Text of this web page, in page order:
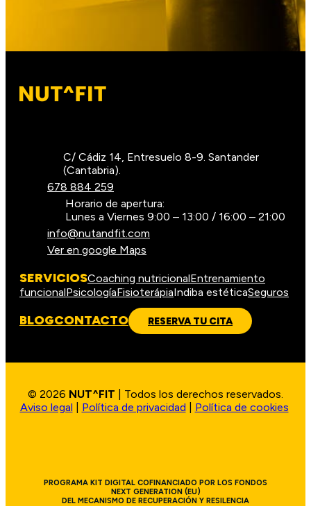
C/ Cádiz 14, Entresuelo 8-9. Santander
(Cantabria).
678 884 259
Horario de apertura:
Lunes a Viernes 9:00 – 13:00 / 16:00 – 21:00
info@nutandfit.com
Ver en google Maps
SERVICIOSCoaching nutricionalEntrenamiento
funcionalPsicologíaFisioterápiaIndiba estéticaSeguros
BLOGCONTACTO RESERVA TU CITA
© 2026 NUT^FIT | Todos los derechos reservados.
Aviso legal
Política de privacidad Política de cookies
PROGRAMA KIT DIGITAL COFINANCIADO POR LOS FONDOS
NEXT GENERATION (EU)
DEL MECANISMO DE RECUPERACIÓN Y RESILENCIA